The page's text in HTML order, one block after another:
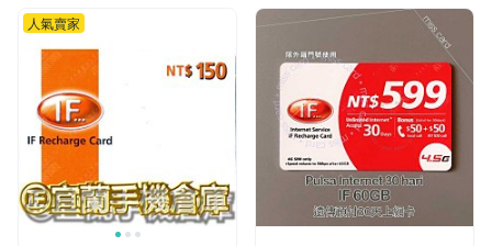
人氣賣家